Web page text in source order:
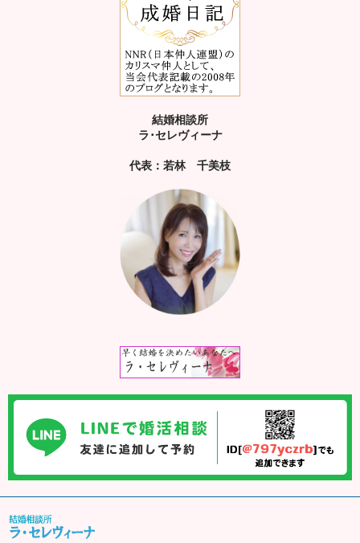
結婚相談所
ラ･セレヴィーナ
代表：若林 千美枝